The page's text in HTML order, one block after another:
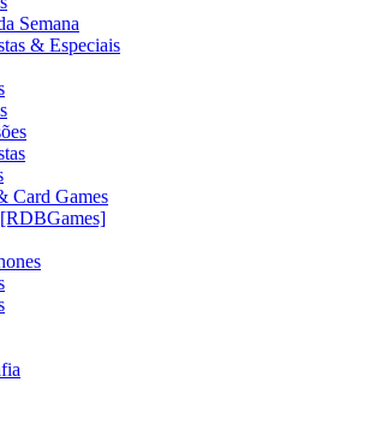
Semana
& Especiais
Card Games